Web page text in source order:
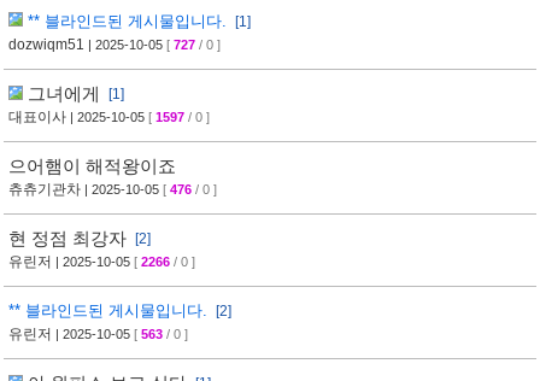
** 블라인드된 게시물입니다.
[1]
dozwiqm51 | 2025-10-05 [ 727 / 0 ]
그녀에게
[1]
대표이사 | 2025-10-05 [ 1597 / 0 ]
으어햄이 해적왕이죠
츄츄기관차 | 2025-10-05 [ 476 / 0 ]
현 정점 최강자
[2]
유린저 | 2025-10-05 [ 2266 / 0 ]
** 블라인드된 게시물입니다.
[2]
유린저 | 2025-10-05 [ 563 / 0 ]